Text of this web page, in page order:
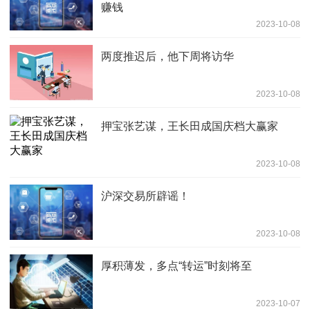
赚钱
2023-10-08
两度推迟后，他下周将访华
2023-10-08
押宝张艺谋，王长田成国庆档大赢家
2023-10-08
沪深交易所辟谣！
2023-10-08
厚积薄发，多点“转运”时刻将至
2023-10-07